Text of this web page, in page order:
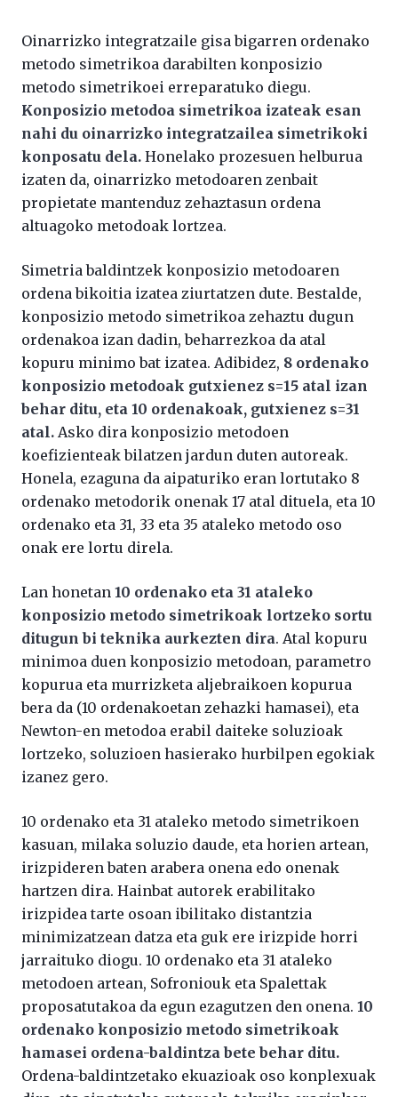
Oinarrizko integratzaile gisa bigarren ordenako
metodo simetrikoa darabilten konposizio
metodo simetrikoei erreparatuko diegu.
Konposizio metodoa simetrikoa izateak esan
nahi du oinarrizko integratzailea simetrikoki
konposatu dela. Honelako prozesuen helburua
izaten da, oinarrizko metodoaren zenbait
propietate mantenduz zehaztasun ordena
altuagoko metodoak lortzea.
Simetria baldintzek konposizio metodoaren
ordena bikoitia izatea ziurtatzen dute. Bestalde,
konposizio metodo simetrikoa zehaztu dugun
ordenakoa izan dadin, beharrezkoa da atal
kopuru minimo bat izatea. Adibidez, 8 ordenako
konposizio metodoak gutxienez s=15 atal izan
behar ditu, eta 10 ordenakoak, gutxienez s=31
atal. Asko dira konposizio metodoen
koefizienteak bilatzen jardun duten autoreak.
Honela, ezaguna da aipaturiko eran lortutako 8
ordenako metodorik onenak 17 atal dituela, eta 10
ordenako eta 31, 33 eta 35 ataleko metodo oso
onak ere lortu direla.
Lan honetan 10 ordenako eta 31 ataleko
konposizio metodo simetrikoak lortzeko sortu
ditugun bi teknika aurkezten dira. Atal kopuru
minimoa duen konposizio metodoan, parametro
kopurua eta murrizketa aljebraikoen kopurua
bera da (10 ordenakoetan zehazki hamasei), eta
Newton-en metodoa erabil daiteke soluzioak
lortzeko, soluzioen hasierako hurbilpen egokiak
izanez gero.
10 ordenako eta 31 ataleko metodo simetrikoen
kasuan, milaka soluzio daude, eta horien artean,
irizpideren baten arabera onena edo onenak
hartzen dira. Hainbat autorek erabilitako
irizpidea tarte osoan ibilitako distantzia
minimizatzean datza eta guk ere irizpide horri
jarraituko diogu. 10 ordenako eta 31 ataleko
metodoen artean, Sofroniouk eta Spalettak
proposatutakoa da egun ezagutzen den onena. 10
ordenako konposizio metodo simetrikoak
hamasei ordena-baldintza bete behar ditu.
Ordena-baldintzetako ekuazioak oso konplexuak